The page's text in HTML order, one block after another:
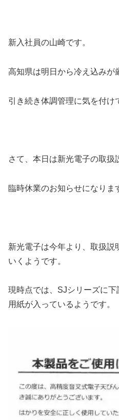
新入社員の山崎です。
高知県は明日から冷え込みが
引き続き体調管理に気を付け
さて、本日は新光電子の取扱
臨時休業のお知らせになりま
新光電子は今年より、取扱説
いくようです。
現時点では、SJシリーズに
用紙が入っているようです。